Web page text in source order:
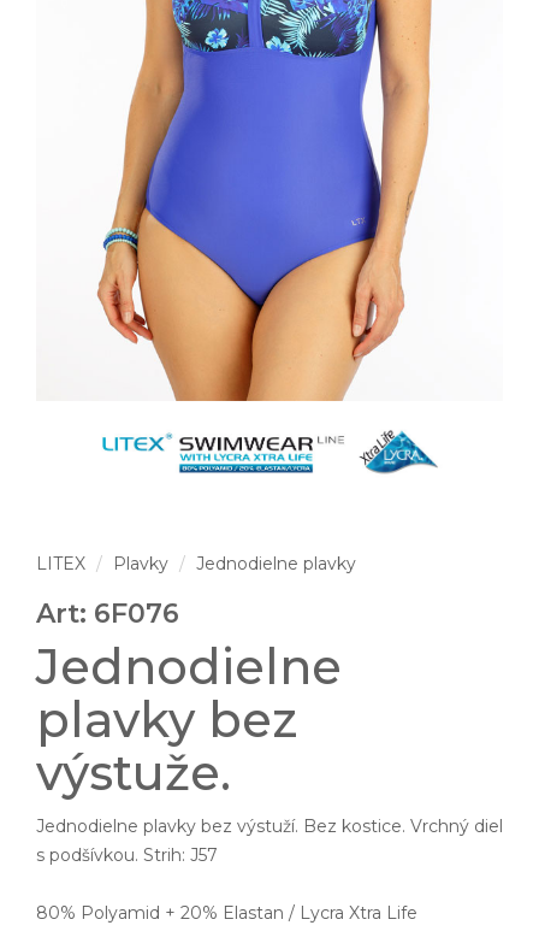
LITEX Plavky Jednodielne plavky
Art: 6F076
Jednodielne
plavky bez
výstuže.
Jednodielne plavky bez výstuží. Bez kostice. Vrchný diel
s podšívkou. Strih: J57
80% Polyamid + 20% Elastan / Lycra Xtra Life